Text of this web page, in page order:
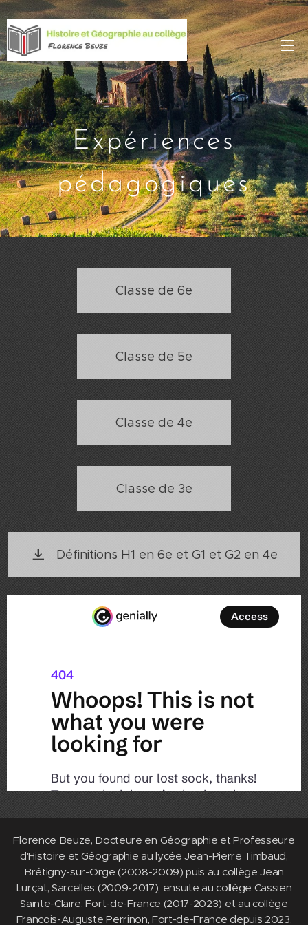
Expériences
pédagogiques
Classe de 6e
Classe de 5e
Classe de 4e
Classe de 3e
Définitions H1 en 6e et G1 et G2 en 4e
Florence Beuze, Docteure en Géographie et Professeure
d'Histoire et Géographie au lycée Jean-Pierre Timbaud,
Brétigny-sur-Orge (2008-2009) puis au collège Jean
Lurçat, Sarcelles (2009-2017), ensuite au collège Cassien
Sainte-Claire, Fort-de-France (2017-2023) et au collège
Francois-Auguste Perrinon, Fort-de-France depuis 2023.